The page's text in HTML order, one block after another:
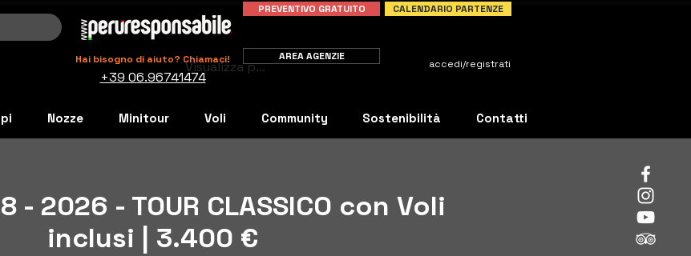
Hai bisogno di aiuto? Chiamaci!
+39 06.96741474
PREVENTIVO GRATUITO CALENDARIO PARTENZE
accedi/registrati
AREA AGENZIE
Nozze Minitour Voli Community Sostenibilità Contatti
Visualizza punti
- 2026 - TOUR CLASSICO con Voli
inclusi | 3.400 €